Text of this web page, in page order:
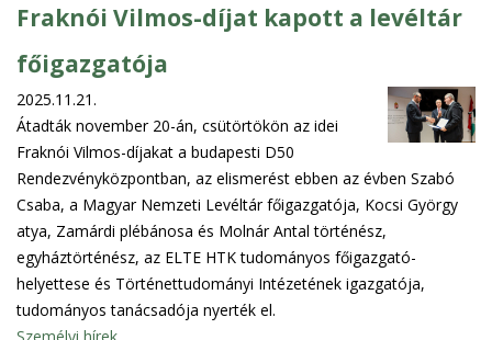
Fraknói Vilmos-díjat kapott a levéltár
főigazgatója
2025.11.21.
Átadták november 20-án, csütörtökön az idei
Fraknói Vilmos-díjakat a budapesti D50
Rendezvényközpontban, az elismerést ebben az évben Szabó
Csaba, a Magyar Nemzeti Levéltár főigazgatója, Kocsi György
atya, Zamárdi plébánosa és Molnár Antal történész,
egyháztörténész, az ELTE HTK tudományos főigazgató-
helyettese és Történettudományi Intézetének igazgatója,
tudományos tanácsadója nyerték el.
Személyi hírek